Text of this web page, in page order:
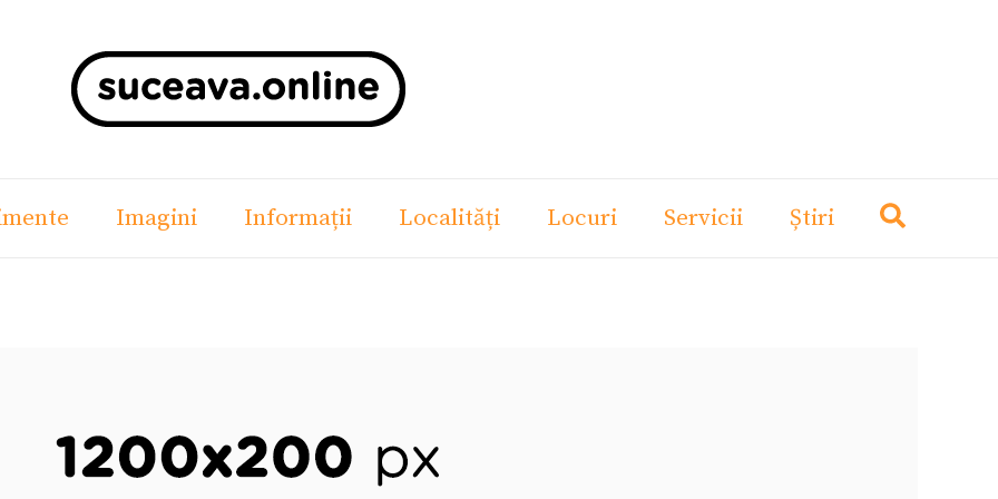
Imagini Informații Localități Locuri Servicii Știri